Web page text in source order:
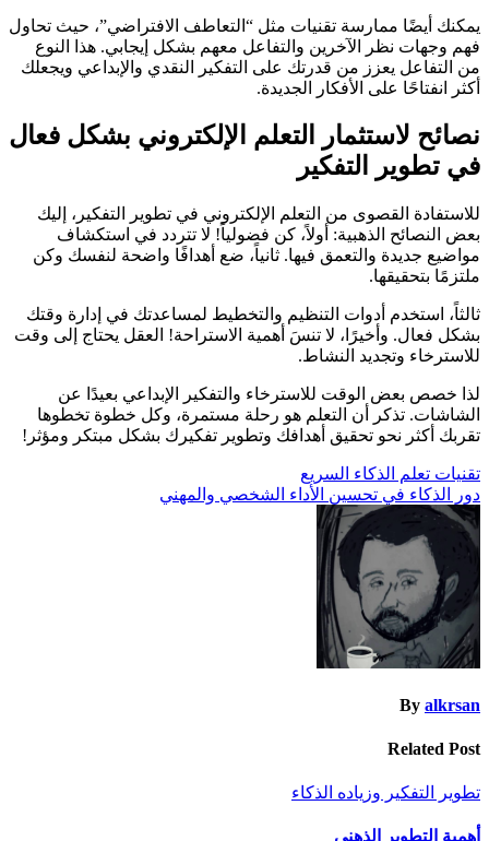
يمكنك أيضًا ممارسة تقنيات مثل “التعاطف الافتراضي”، حيث تحاول
فهم وجهات نظر الآخرين والتفاعل معهم بشكل إيجابي. هذا النوع
من التفاعل يعزز من قدرتك على التفكير النقدي والإبداعي ويجعلك
أكثر انفتاحًا على الأفكار الجديدة.
نصائح لاستثمار التعلم الإلكتروني بشكل فعال
في تطوير التفكير
للاستفادة القصوى من التعلم الإلكتروني في تطوير التفكير، إليك
بعض النصائح الذهبية: أولاً، كن فضولياً! لا تتردد في استكشاف
مواضيع جديدة والتعمق فيها. ثانياً، ضع أهدافًا واضحة لنفسك وكن
ملتزمًا بتحقيقها.
ثالثاً، استخدم أدوات التنظيم والتخطيط لمساعدتك في إدارة وقتك
بشكل فعال. وأخيرًا، لا تنسَ أهمية الاستراحة! العقل يحتاج إلى وقت
للاسترخاء وتجديد النشاط.
لذا خصص بعض الوقت للاسترخاء والتفكير الإبداعي بعيدًا عن
الشاشات. تذكر أن التعلم هو رحلة مستمرة، وكل خطوة تخطوها
تقربك أكثر نحو تحقيق أهدافك وتطوير تفكيرك بشكل مبتكر ومؤثر!
تصفّح
المقالات
تقنيات تعلم الذكاء السريع
دور الذكاء في تحسين الأداء الشخصي والمهني
By alkrsan
Related Post
تطوير التفكير وزياده الذكاء
أهمية التطوير الذهني